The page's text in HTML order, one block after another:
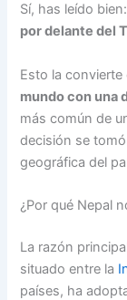
Sí, has leído
por delante del
Esto la convierte
mundo con una
más común de
decisión se
geográfica del
¿Por qué Nepal
La razón
situado entre la
países, ha